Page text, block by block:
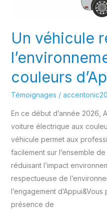
Un véhicule
couleurs
Témoignages /
En ce début d’année 2026,
voiture électrique aux
véhicule permet aux
facilement sur l’ensemble
réduisant l’impact
respectueuse de
l’engagement
présence de